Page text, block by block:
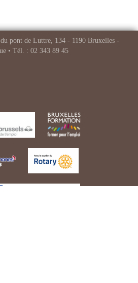
pont de Luttre, 134 - 1190 Bruxelles -
• Tél. : 02 343 89 45